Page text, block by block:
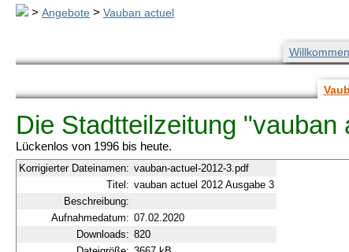
> Angebote > Vauban actuel
Willkommen
Die Stadtteilzeitung "vauban
Lückenlos von 1996 bis heute.
Korrigierter Dateinamen: vauban-actuel-2012-3.pdf
Titel: vauban actuel 2012 Ausgabe 3
Beschreibung:
Aufnahmedatum: 07.02.2020
Downloads: 820